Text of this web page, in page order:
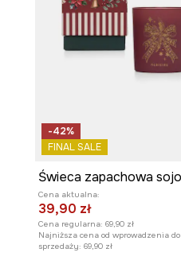
-42%
FINAL SALE
Cena aktualna:
39,90 zł
Cena regularna: 69,90 zł
Najniższa cena od wprowadzenia do
sprzedaży: 69,90 zł